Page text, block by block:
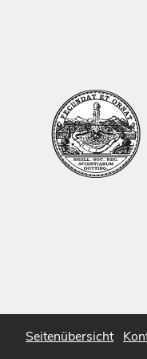
Seitenübersicht